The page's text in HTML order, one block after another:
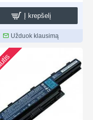
Į krepšelį
Užduok klausimą